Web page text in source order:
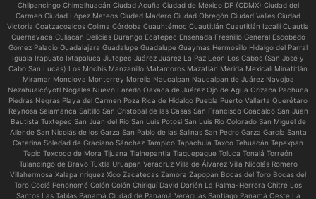
Chilpancingo Chimalhuacán Ciudad Acuña Ciudad de México DF (CDMX) Ciudad del
Carmen Ciudad López Mateos Ciudad Madero Ciudad Obregón Ciudad Valles Ciudad
Victoria Coatzacoalcos Colima Córdoba Cuauhtémoc Cuautitlán Cuautitlán Izcalli Cuautla
Cuernavaca Culiacán Delicias Durango Ecatepec Ensenada Fresnillo General Escobedo
Gómez Palacio Guadalajara Guadalupe Guadalupe Guaymas Hermosillo Hidalgo del Parral
Iguala Irapuato Ixtapaluca Jiutepec Juárez Juárez La Paz León Los Cabos (San José y
Cabo San Lucas) Los Mochis Manzanillo Matamoros Mazatlán Mérida Mexicali Minatitlán
Miramar Monclova Monterrey Morelia Naucalpan Naucalpan de Juárez Navojoa
Nezahualcóyotl Nogales Nuevo Laredo Oaxaca de Juárez Ojo de Agua Orizaba Pachuca
Piedras Negras Playa del Carmen Poza Rica de Hidalgo Puebla Puerto Vallarta Querétaro
Reynosa Salamanca Saltillo San Cristóbal de las Casas San Francisco Coacalco San Juan
Bautista Tuxtepec San Juan del Río San Luis Potosí San Luis Río Colorado San Miguel de
Allende San Nicolás de los Garza San Pablo de las Salinas San Pedro Garza García Santa
Catarina Soledad de Graciano Sánchez Tampico Tapachula Taxco Tehuacán Tepexpan
Tepic Texcoco de Mora Tijuana Tlalnepantla Tlaquepaque Toluca Tonalá Torreón
Tulancingo de Bravo Tuxtla Uruapan Veracruz Villa de Álvarez Villa Nicolás Romero
Villahermosa Xalapa nriquez Xico Zacatecas Zamora Zapopan Bocas del Toro Bocas del
Toro Coclé Penonomé Colón Colón Chiriquí David Darién La Palma-Herrera Chitré Los
Santos Las Tablas Panamá Ciudad de Panamá Veraguas Santiago Panamá Oeste La